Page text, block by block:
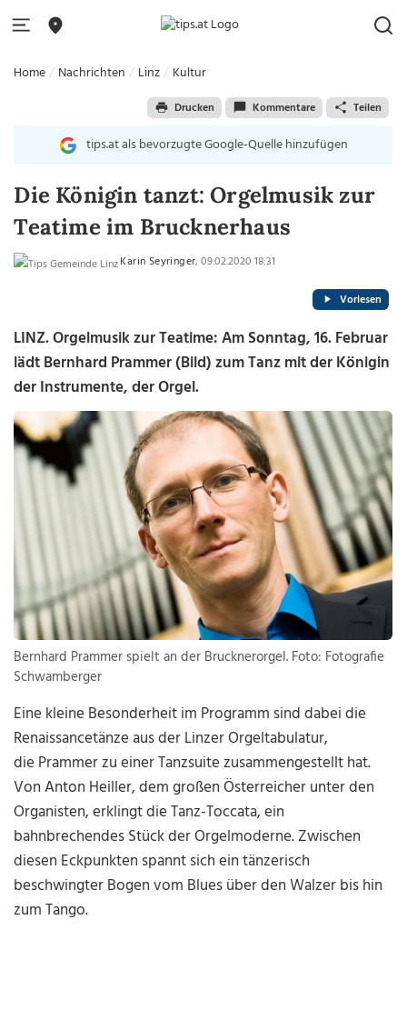
Home Nachrichten Linz Kultur
Drucken Kommentare Teilen
tips.at als bevorzugte Google-Quelle hinzufügen
Die Königin tanzt: Orgelmusik zur
Teatime im Brucknerhaus
Karin Seyringer, 09.02.2020 18:31
Vorlesen
LINZ. Orgelmusik zur Teatime: Am Sonntag, 16. Februar
lädt Bernhard Prammer (Bild) zum Tanz mit der Königin
der Instrumente, der Orgel.
Bernhard Prammer spielt an der Brucknerorgel. Foto: Fotografie
Schwamberger
Eine kleine Besonderheit im Programm sind dabei die
Renaissancetänze aus der Linzer Orgeltabulatur,
die Prammer zu einer Tanzsuite zusammengestellt hat.
Von Anton Heiller, dem großen Österreicher unter den
Organisten, erklingt die Tanz-Toccata, ein
bahnbrechendes Stück der Orgelmoderne. Zwischen
diesen Eckpunkten spannt sich ein tänzerisch
beschwingter Bogen vom Blues über den Walzer bis hin
zum Tango.